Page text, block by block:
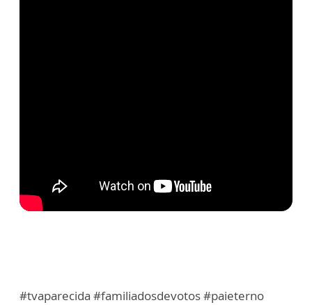
#tvaparecida #familiadosdevotos #paieterno